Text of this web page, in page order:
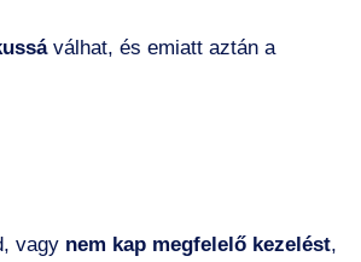
válhat, és emiatt aztán a
vagy nem kap megfelelő kezelést,